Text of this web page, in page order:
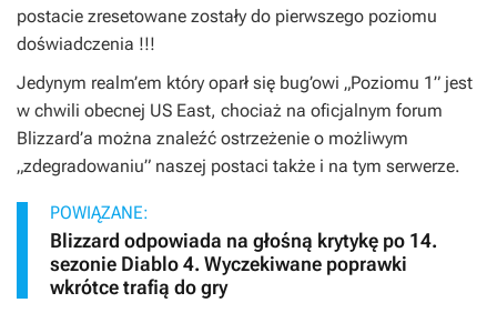
postacie zresetowane zostały do pierwszego poziomu
doświadczenia !!!
Jedynym realm’em który oparł się bug’owi „Poziomu 1” jest
w chwili obecnej US East, chociaż na oficjalnym forum
Blizzard’a można znaleźć ostrzeżenie o możliwym
„zdegradowaniu” naszej postaci także i na tym serwerze.
POWIĄZANE:
Blizzard odpowiada na głośną krytykę po 14.
sezonie Diablo 4. Wyczekiwane poprawki
wkrótce trafią do gry